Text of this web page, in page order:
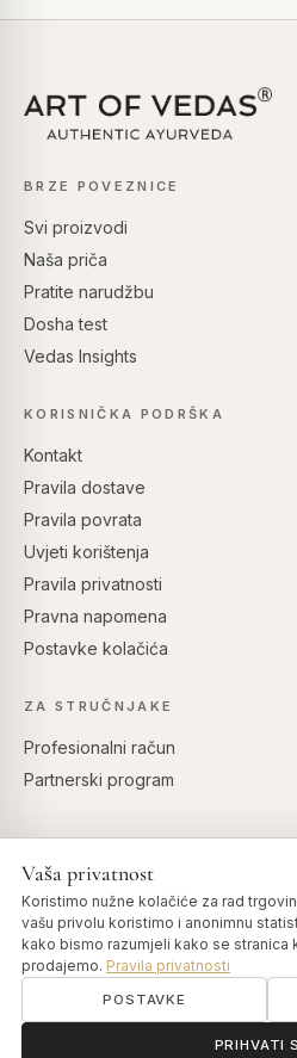
BRZE POVEZNICE
Svi proizvodi
Naša priča
Pratite narudžbu
Dosha test
Vedas Insights
KORISNIČKA PODRŠKA
Kontakt
Pravila dostave
Pravila povrata
Uvjeti korištenja
Pravila privatnosti
Pravna napomena
Postavke kolačića
ZA STRUČNJAKE
Profesionalni račun
Partnerski program
Vaša privatnost
Koristimo nužne kolačiće za rad
vašu privolu koristimo i anonimnu
kako bismo razumjeli kako se stranica
prodajemo. Pravila privatnosti
POSTAVKE
PRIHVATI